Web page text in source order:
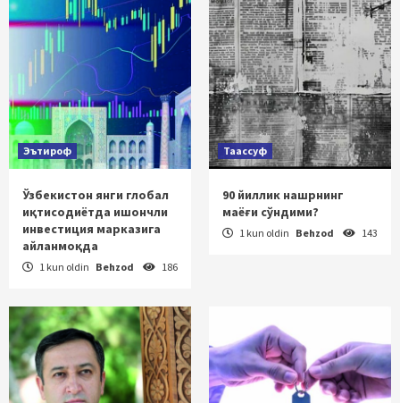
Эътироф
Ўзбекистон янги глобал
иқтисодиётда ишончли
инвестиция марказига
айланмоқда
1 kun oldin Behzod 186
Таассуф
90 йиллик нашрнинг
маёғи сўндими?
1 kun oldin Behzod 143